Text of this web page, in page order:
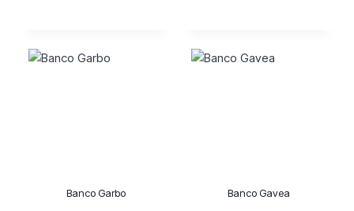
Banco Garbo Banco Gavea